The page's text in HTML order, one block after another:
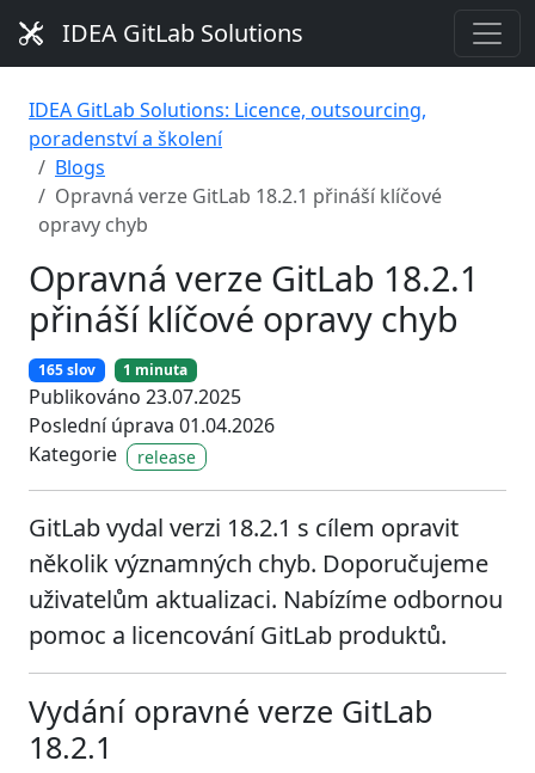
IDEA GitLab Solutions
IDEA GitLab Solutions: Licence, outsourcing,
poradenství a školení
Blogs
Opravná verze GitLab 18.2.1 přináší klíčové
opravy chyb
Opravná verze GitLab 18.2.1
přináší klíčové opravy chyb
165 slov 1 minuta
Publikováno 23.07.2025
Poslední úprava 01.04.2026
Kategorie
release
GitLab vydal verzi 18.2.1 s cílem opravit
několik významných chyb. Doporučujeme
uživatelům aktualizaci. Nabízíme odbornou
pomoc a licencování GitLab produktů.
Vydání opravné verze GitLab
18.2.1